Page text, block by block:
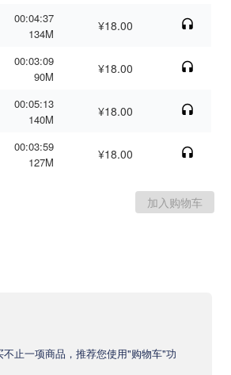
00:04:37
134M
¥18.00
00:03:09
90M
¥18.00
00:05:13
140M
¥18.00
00:03:59
127M
¥18.00
止一项商品，推荐您使用"购物车"功